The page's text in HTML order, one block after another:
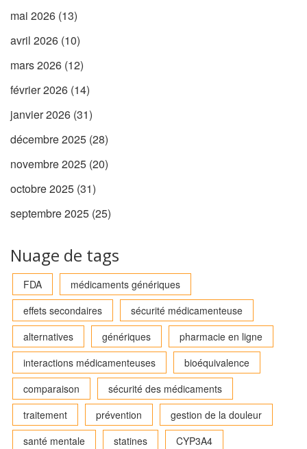
mai 2026 (13)
avril 2026 (10)
mars 2026 (12)
février 2026 (14)
janvier 2026 (31)
décembre 2025 (28)
novembre 2025 (20)
octobre 2025 (31)
septembre 2025 (25)
Nuage de tags
FDA
médicaments génériques
effets secondaires
sécurité médicamenteuse
alternatives
génériques
pharmacie en ligne
interactions médicamenteuses
bioéquivalence
comparaison
sécurité des médicaments
traitement
prévention
gestion de la douleur
santé mentale
statines
CYP3A4